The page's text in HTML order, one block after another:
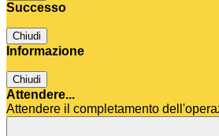
Successo
Chiudi
Informazione
Chiudi
Attendere...
Attendere il completamento